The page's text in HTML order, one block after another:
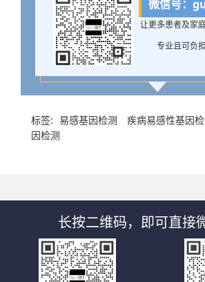
微信号：
让更多患者及家
专业且可负
标签: 易感基因检测 疾病易感性基因
因检测
长按二维码，即可直接